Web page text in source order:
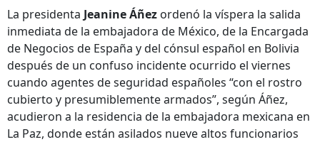
La presidenta Jeanine Áñez ordenó la víspera la salida
inmediata de la embajadora de México, de la Encargada
de Negocios de España y del cónsul español en Bolivia
después de un confuso incidente ocurrido el viernes
cuando agentes de seguridad españoles “con el rostro
cubierto y presumiblemente armados”, según Áñez,
acudieron a la residencia de la embajadora mexicana en
La Paz, donde están asilados nueve altos funcionarios